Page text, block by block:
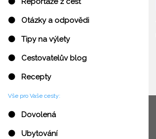
⚫ Otázky a odpovědi
⚫ Tipy na výlety
⚫ Cestovatelův blog
⚫ Recepty
Vše pro Vaše cesty:
⚫ Dovolená
⚫ Ubytování